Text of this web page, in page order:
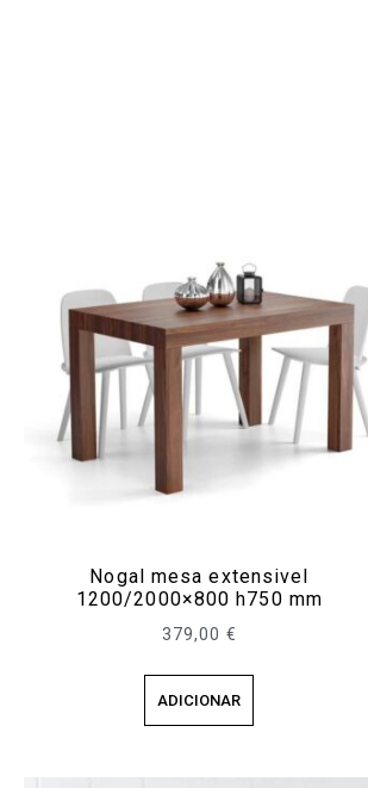
Nogal mesa extensivel
1200/2000×800 h750 mm
379,00 €
ADICIONAR